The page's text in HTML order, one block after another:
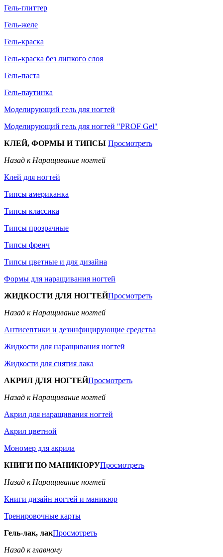
Гель-глиттер
Гель-желе
Гель-краска
Гель-краска без липкого слоя
Гель-паста
Гель-паутинка
Моделирующий гель для ногтей
Моделирующий гель для ногтей "PROF Gel"
КЛЕЙ, ФОРМЫ И ТИПСЫ Просмотреть
Назад к Наращивание ногтей
Клей для ногтей
Типсы американка
Типсы классика
Типсы прозрачные
Типсы френч
Типсы цветные и для дизайна
Формы для наращивания ногтей
ЖИДКОСТИ ДЛЯ НОГТЕЙПросмотреть
Назад к Наращивание ногтей
Антисептики и дезинфицирующие средства
Жидкости для наращивания ногтей
Жидкости для снятия лака
АКРИЛ ДЛЯ НОГТЕЙПросмотреть
Назад к Наращивание ногтей
Акрил для наращивания ногтей
Акрил цветной
Мономер для акрила
КНИГИ ПО МАНИКЮРУПросмотреть
Назад к Наращивание ногтей
Книги дизайн ногтей и маникюр
Тренировочные карты
Гель-лак, лакПросмотреть
Назад к главному